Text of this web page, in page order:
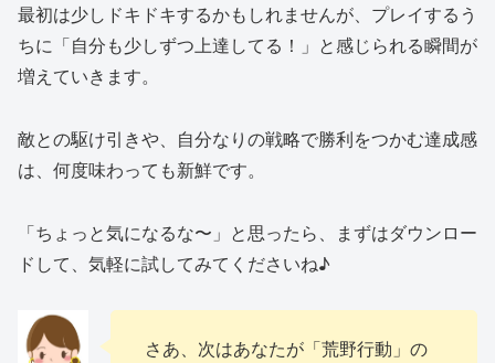
最初は少しドキドキするかもしれませんが、プレイするう
ちに「自分も少しずつ上達してる！」と感じられる瞬間が
増えていきます。
敵との駆け引きや、自分なりの戦略で勝利をつかむ達成感
は、何度味わっても新鮮です。
「ちょっと気になるな〜」と思ったら、まずはダウンロー
ドして、気軽に試してみてくださいね♪
さあ、次はあなたが「荒野行動」の